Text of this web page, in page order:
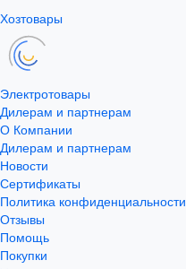
Хозтовары
Электротовары
Дилерам и партнерам
О Компании
Дилерам и партнерам
Новости
Сертификаты
Политика конфиденциальности
Отзывы
Помощь
Покупки